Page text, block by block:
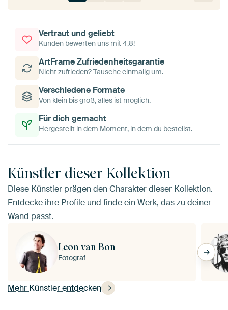
Vertraut und geliebt
Kunden bewerten uns mit 4,8!
ArtFrame Zufriedenheitsgarantie
Nicht zufrieden? Tausche einmalig um.
Verschiedene Formate
Von klein bis groß, alles ist möglich.
Für dich gemacht
Hergestellt in dem Moment, in dem du bestellst.
Künstler dieser Kollektion
Diese Künstler prägen den Charakter dieser Kollektion.
Entdecke ihre Profile und finde ein Werk, das zu deiner
Wand passt.
Mehr Künstler entdecken
Leon van Bon
Fotograf